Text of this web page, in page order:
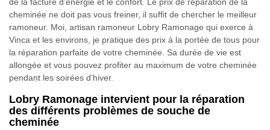
de la facture d’énergie et le confort. Le prix de réparation de la
cheminée ne doit pas vous freiner, il suffit de chercher le meilleur
ramoneur. Moi, artisan ramoneur Lobry Ramonage qui exerce à
Vinca et les environs, je pratique des prix à la portée de tous pour
la réparation parfaite de votre cheminée. Sa durée de vie est
allongée et vous pouvez profiter au maximum de votre cheminée
pendant les soirées d’hiver.
Lobry Ramonage intervient pour la réparation
des différents problèmes de souche de
cheminée